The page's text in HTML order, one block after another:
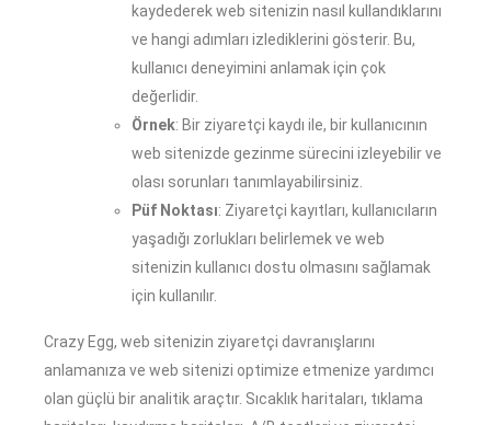
kaydederek web sitenizin nasıl kullandıklarını
ve hangi adımları izlediklerini gösterir. Bu,
kullanıcı deneyimini anlamak için çok
değerlidir.
Örnek: Bir ziyaretçi kaydı ile, bir kullanıcının
web sitenizde gezinme sürecini izleyebilir ve
olası sorunları tanımlayabilirsiniz.
Püf Noktası: Ziyaretçi kayıtları, kullanıcıların
yaşadığı zorlukları belirlemek ve web
sitenizin kullanıcı dostu olmasını sağlamak
için kullanılır.
Crazy Egg, web sitenizin ziyaretçi davranışlarını
anlamanıza ve web sitenizi optimize etmenize yardımcı
olan güçlü bir analitik araçtır. Sıcaklık haritaları, tıklama